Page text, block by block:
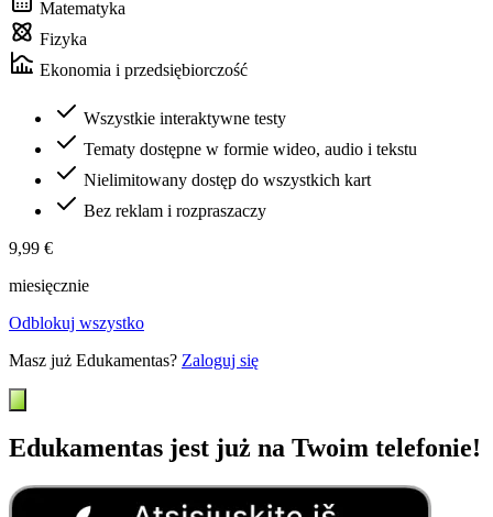
Matematyka
Fizyka
Ekonomia i przedsiębiorczość
Wszystkie interaktywne testy
Tematy dostępne w formie wideo, audio i tekstu
Nielimitowany dostęp do wszystkich kart
Bez reklam i rozpraszaczy
9,99 €
miesięcznie
Odblokuj wszystko
Masz już Edukamentas? Zaloguj się
Edukamentas jest już na Twoim telefonie!